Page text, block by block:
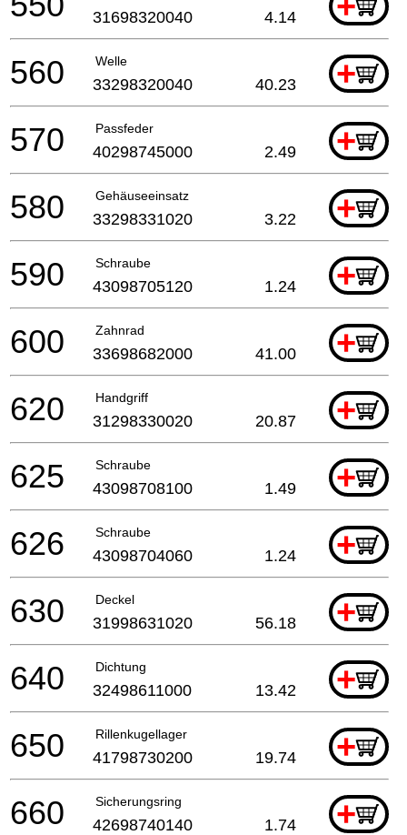
31698320040 4.14
Welle +
560 33298320040 40.23
Passfeder +
570 40298745000 2.49
Gehäuseeinsatz +
580 33298331020 3.22
Schraube +
590 43098705120 1.24
Zahnrad +
600 33698682000 41.00
Handgriff +
620 31298330020 20.87
Schraube +
625 43098708100 1.49
Schraube +
626 43098704060 1.24
Deckel +
630 31998631020 56.18
Dichtung +
640 32498611000 13.42
Rillenkugellager +
650 41798730200 19.74
Sicherungsring +
660 42698740140 1.74